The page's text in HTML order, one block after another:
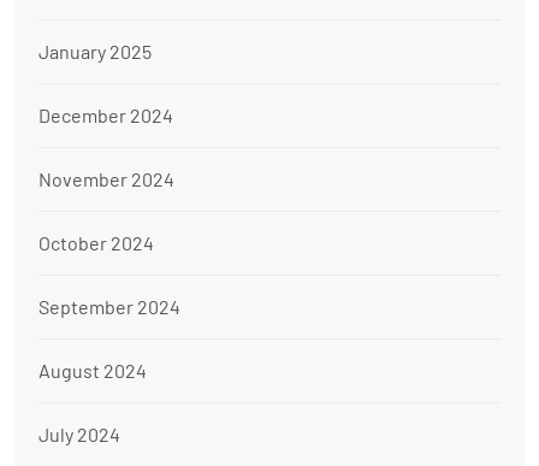
January 2025
December 2024
November 2024
October 2024
September 2024
August 2024
July 2024